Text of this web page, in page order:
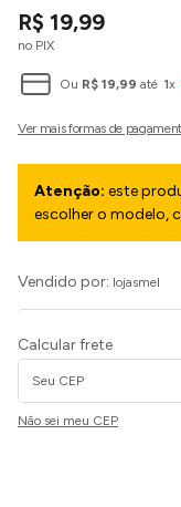
R$ 19,99
no PIX
Ou R$ 19,99 até 1x
Atenção: este
escolher o modelo,
Vendido por: lojasmel
Calcular frete
Não sei meu CEP